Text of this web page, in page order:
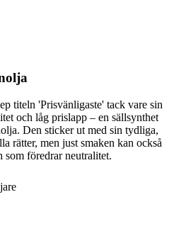
titeln 'Prisvänligaste' tack vare sin
och låg prislapp – en sällsynthet
Den sticker ut med sin tydliga,
rätter, men just smaken kan också
som föredrar neutralitet.